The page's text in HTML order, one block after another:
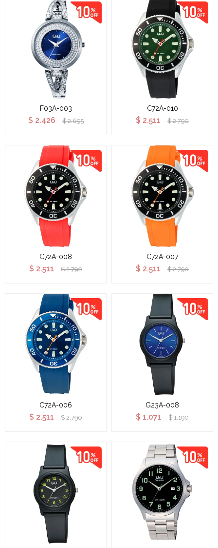
F03A-003
$ 2.426 $ 2.695
C72A-010
$ 2.511 $ 2.790
C72A-008
$ 2.511 $ 2.790
C72A-007
$ 2.511 $ 2.790
C72A-006
$ 2.511 $ 2.790
G23A-008
$ 1.071 $ 1.190